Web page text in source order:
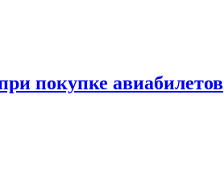
покупке авиабилетов